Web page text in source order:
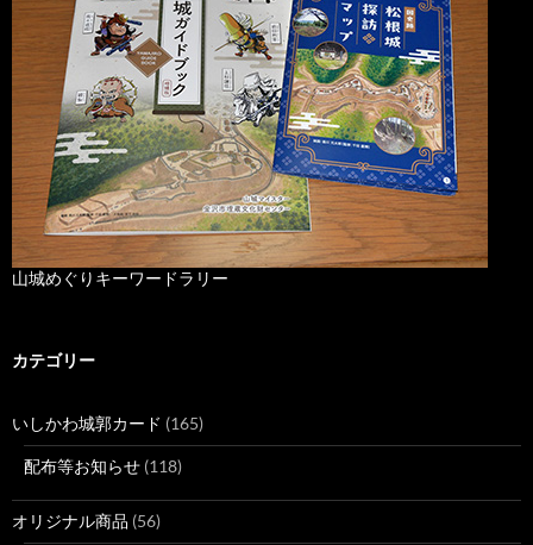
山城めぐりキーワードラリー
カテゴリー
いしかわ城郭カード (165)
配布等お知らせ (118)
オリジナル商品 (56)